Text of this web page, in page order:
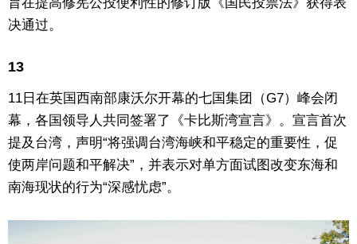
决通过。
13
11日在英国西南部康沃尔开幕的七国集团（G7）峰会闭
幕，各国领导人共同签署了《卡比斯湾宣言》。宣言首次
提及台湾，声明“将强调台湾海峡和平稳定的重要性，促
使两岸问题和平解决”，并表示对单方面试图改变东海和
南海现状的行为“深感忧虑”。